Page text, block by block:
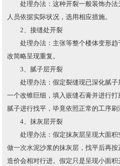
处理办法：这种开裂一般装饰办法
人员依据实际状况，选用相应措施。
2、接缝处开裂
处理办法：主张等整个楼体变形趋
改简略呈现重复。
3、腻子层开裂
处理办法：假定裂缝现已深化腻子
一个改锥巨细，填入嵌缝石膏并进行
腻子进行找平，毕竟依照正常的工序刷
4、抹灰层开裂
处理办法：假定抹灰层呈现大面积
做一次水泥沙浆的抹灰层，找平后再
造价会相对行进。假定只是呈现小面